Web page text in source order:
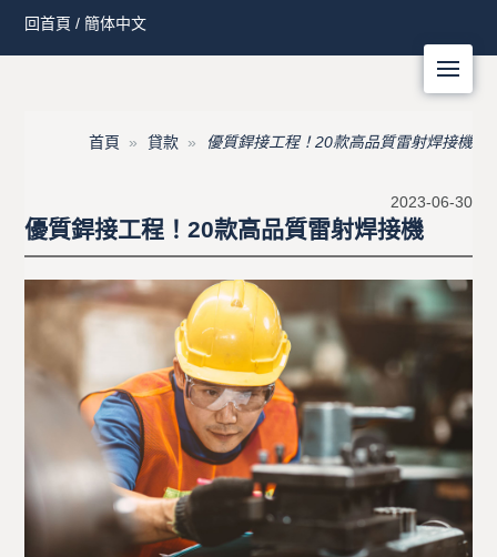
回首頁 /簡体中文
首頁 貸款 優質銲接工程！20款高品質雷射焊接機
2023-06-30
優質銲接工程！20款高品質雷射焊接機